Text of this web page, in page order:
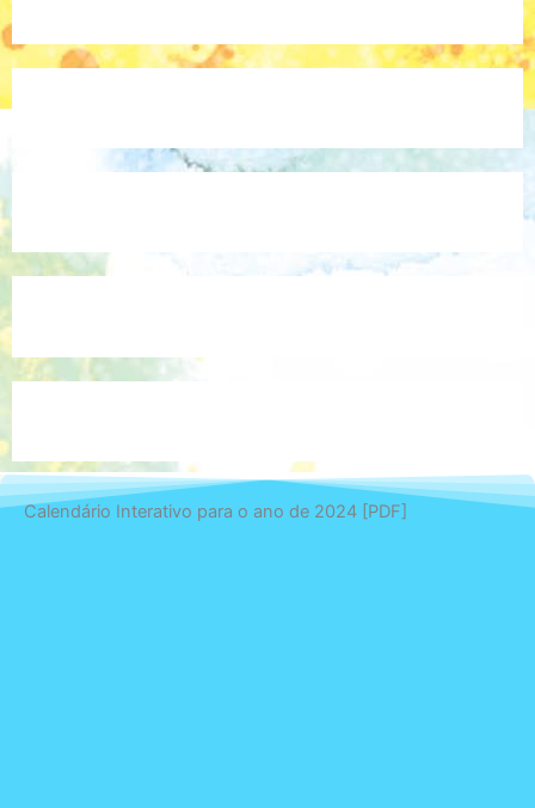
Calendário Interativo para o ano de 2024 [PDF]